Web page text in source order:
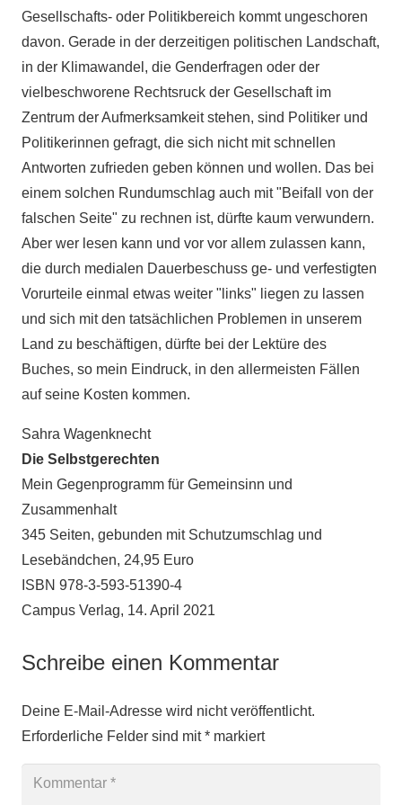
Gesellschafts- oder Politikbereich kommt ungeschoren
davon. Gerade in der derzeitigen politischen Landschaft,
in der Klimawandel, die Genderfragen oder der
vielbeschworene Rechtsruck der Gesellschaft im
Zentrum der Aufmerksamkeit stehen, sind Politiker und
Politikerinnen gefragt, die sich nicht mit schnellen
Antworten zufrieden geben können und wollen. Das bei
einem solchen Rundumschlag auch mit "Beifall von der
falschen Seite" zu rechnen ist, dürfte kaum verwundern.
Aber wer lesen kann und vor vor allem zulassen kann,
die durch medialen Dauerbeschuss ge- und verfestigten
Vorurteile einmal etwas weiter "links" liegen zu lassen
und sich mit den tatsächlichen Problemen in unserem
Land zu beschäftigen, dürfte bei der Lektüre des
Buches, so mein Eindruck, in den allermeisten Fällen
auf seine Kosten kommen.
Sahra Wagenknecht
Die Selbstgerechten
Mein Gegenprogramm für Gemeinsinn und
Zusammenhalt
345 Seiten, gebunden mit Schutzumschlag und
Lesebändchen, 24,95 Euro
ISBN 978-3-593-51390-4
Campus Verlag, 14. April 2021
Schreibe einen Kommentar
Deine E-Mail-Adresse wird nicht veröffentlicht.
Erforderliche Felder sind mit* markiert